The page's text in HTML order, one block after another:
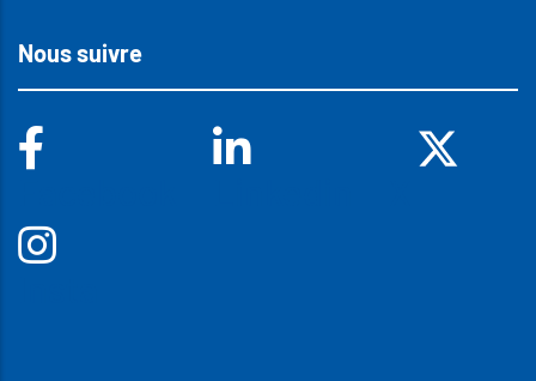
Nous suivre